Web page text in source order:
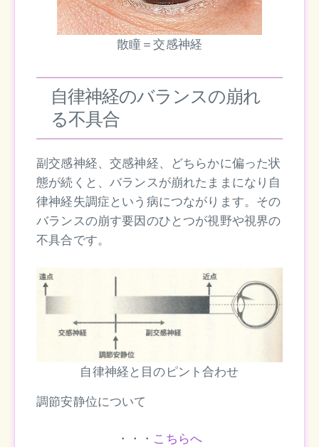
散瞳＝交感神経
自律神経のバランスの崩れ
る不具合
副交感神経、交感神経、どちらかに偏った状
態が続くと、バランスが崩れたままになり自
律神経失調症という病につながります。その
バランスの崩す要因のひとつが視野や視界の
不具合です。
自律神経と目のピント合わせ
調節安静位について
・・・ こちらへ